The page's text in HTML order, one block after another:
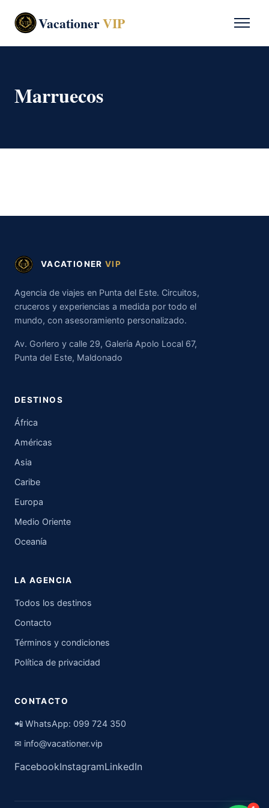
VacationerVIP
Marruecos
VACATIONER VIP
Agencia de viajes en Punta del Este. Circuitos,
cruceros y experiencias a medida por todo el
mundo, con asesoramiento personalizado.
Av. Gorlero y calle 29, Galería Apolo Local 67,
Punta del Este, Maldonado
DESTINOS
África
Américas
Asia
Caribe
Europa
Medio Oriente
Oceanía
LA AGENCIA
Todos los destinos
Contacto
Términos y condiciones
Política de privacidad
CONTACTO
📲 WhatsApp: 099 724 350
✉ info@vacationer.vip
FacebookInstagramLinkedIn